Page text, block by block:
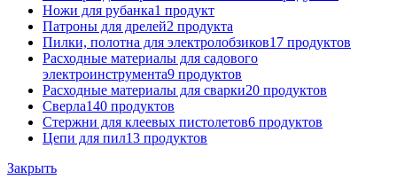
Ножи для рубанка1 продукт
Патроны для дрелей2 продукта
Пилки, полотна для электролобзиков17 продуктов
Расходные материалы для садового
электроинструмента9 продуктов
Расходные материалы для сварки20 продуктов
Сверла140 продуктов
Стержни для клеевых пистолетов6 продуктов
Цепи для пил13 продуктов
Закрыть